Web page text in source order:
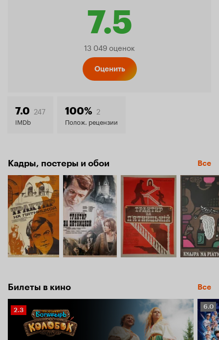
7.5
Рейтинг
7.5
13 049 оценок
Оценить
7.0 247
IMDb
100% 2
Полож. рецензии
Кадры, постеры и обои Все
Билеты в кино Все
Рейтинг
Кинопоиска
2.3
6.0
6.0